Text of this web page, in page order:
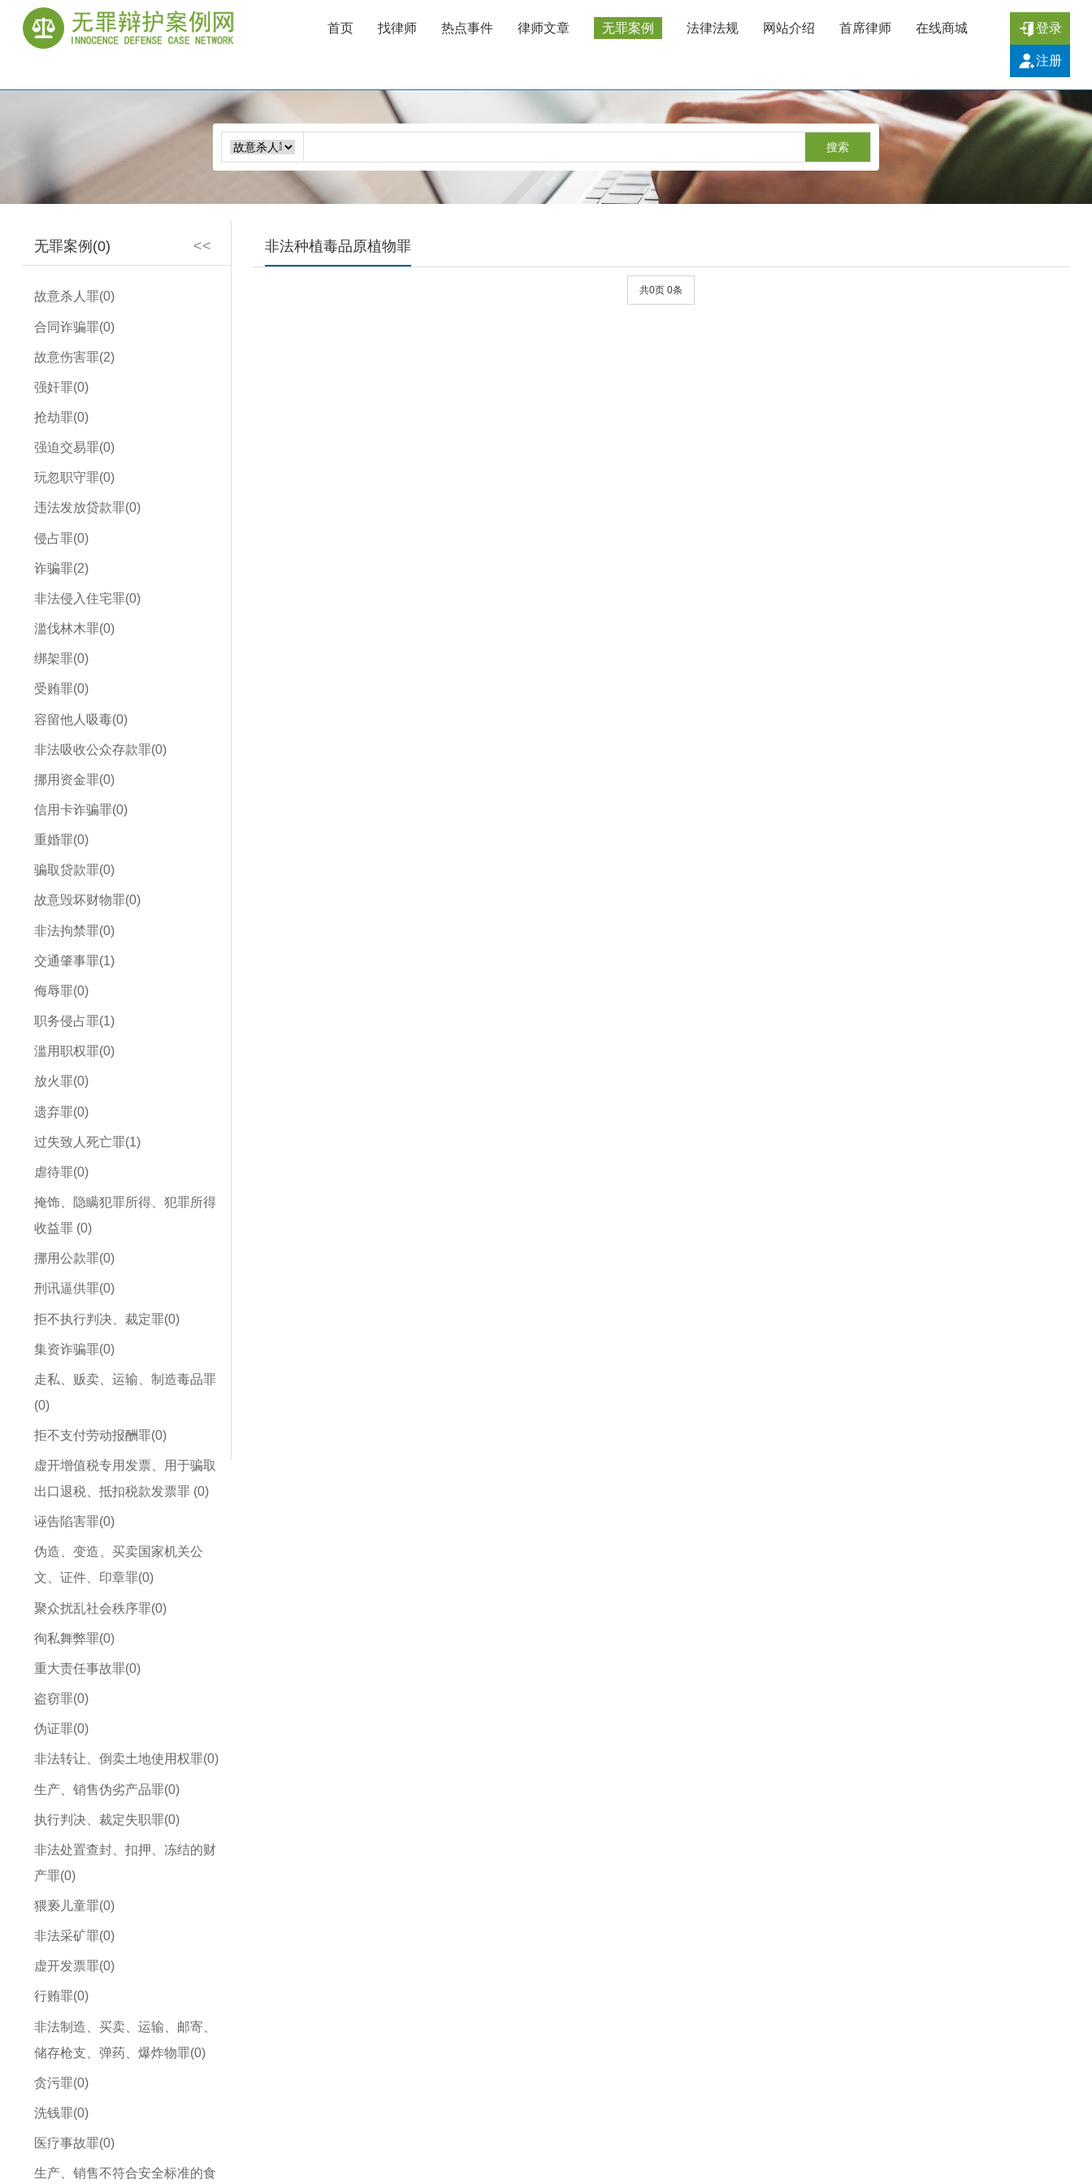
首页 找律师 热点事件 律师文章 无罪案例 法律法规 网站介绍 首席律师 在线商城 登录
注册
无罪案例(0) <<
故意杀人罪(0)
合同诈骗罪(0)
故意伤害罪(2)
强奸罪(0)
抢劫罪(0)
强迫交易罪(0)
玩忽职守罪(0)
违法发放贷款罪(0)
侵占罪(0)
诈骗罪(2)
非法侵入住宅罪(0)
滥伐林木罪(0)
绑架罪(0)
受贿罪(0)
容留他人吸毒(0)
非法吸收公众存款罪(0)
挪用资金罪(0)
信用卡诈骗罪(0)
重婚罪(0)
骗取贷款罪(0)
故意毁坏财物罪(0)
非法拘禁罪(0)
交通肇事罪(1)
侮辱罪(0)
职务侵占罪(1)
滥用职权罪(0)
放火罪(0)
遗弃罪(0)
过失致人死亡罪(1)
虐待罪(0)
掩饰、隐瞒犯罪所得、犯罪所得
收益罪 (0)
挪用公款罪(0)
刑讯逼供罪(0)
拒不执行判决、裁定罪(0)
集资诈骗罪(0)
走私、贩卖、运输、制造毒品罪
(0)
拒不支付劳动报酬罪(0)
虚开增值税专用发票、用于骗取
出口退税、抵扣税款发票罪 (0)
诬告陷害罪(0)
伪造、变造、买卖国家机关公
文、证件、印章罪(0)
聚众扰乱社会秩序罪(0)
徇私舞弊罪(0)
重大责任事故罪(0)
盗窃罪(0)
伪证罪(0)
非法转让、倒卖土地使用权罪(0)
生产、销售伪劣产品罪(0)
执行判决、裁定失职罪(0)
非法处置查封、扣押、冻结的财
产罪(0)
猥亵儿童罪(0)
非法采矿罪(0)
虚开发票罪(0)
行贿罪(0)
非法制造、买卖、运输、邮寄、
储存枪支、弹药、爆炸物罪(0)
贪污罪(0)
洗钱罪(0)
医疗事故罪(0)
生产、销售不符合安全标准的食
非法种植毒品原植物罪
共0页 0条